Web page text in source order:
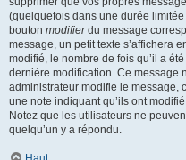
(quelquefois dans une durée
bouton modifierdu message
message, un petit texte s’affichera
modifié, le nombre de fois qu’il a
dernière modification. Ce message
administrateur modifie le message,
une note indiquant qu’ils ont
Notez que les utilisateurs ne
quelqu’un y a répondu.